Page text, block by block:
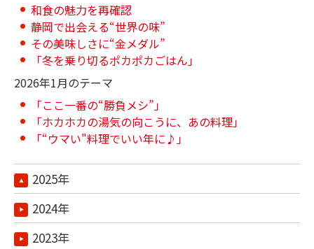
和食の魅力を再確認
静岡で出会える“世界の味”
その美味しさに“金メダル”
「冬を乗り切るポカポカごはん」
2026年1月のテーマ
「ここ一番の“勝負メシ”」
「ホカホカの湯気の向こうに、あの料理」
「“ウマい"料理でいい年に♪」
2025年
2024年
2023年